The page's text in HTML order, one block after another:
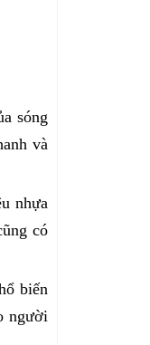
sóng
và
nhựa
có
biến
người